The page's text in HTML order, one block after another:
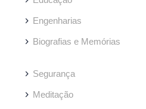
Engenharias
Biografias e Memórias
Segurança
Meditação